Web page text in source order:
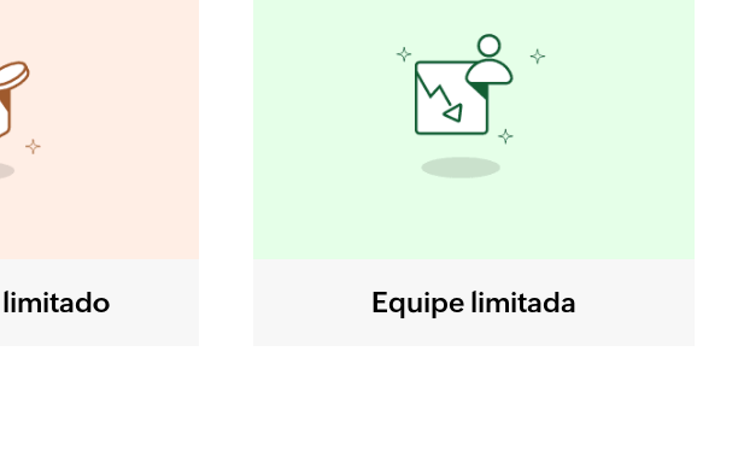
Equipe limitada